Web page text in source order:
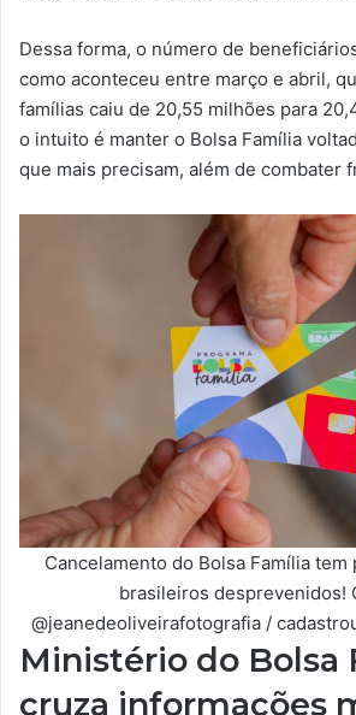
Dessa forma, o número de
como aconteceu entre março e abril,
famílias caiu de 20,55 milhões para
o intuito é manter o Bolsa Família
que mais precisam, além de combater
Cancelamento do Bolsa Família
brasileiros desprevenidos!
@jeanedeoliveirafotografia /
Ministério do Bolsa
cruza informações